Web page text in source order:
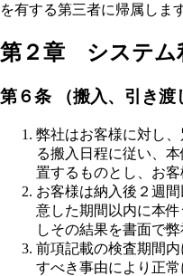
を有する第三者に帰属しま
第２章 システム
第６条 （搬入、引き渡
弊社はお客様に対し
る搬入日程に従い、
置するものとし、お客
お客様は納入後２週
意した期間以内に本
しその結果を書面で
前項記載の検査期間
すべき事由により正